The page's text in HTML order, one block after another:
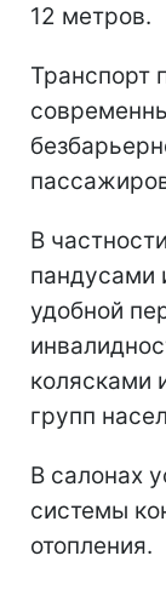
12 метров.
Транспорт
В
пандусами
удобной
колясками
групп
В салонах
системы
отопления.